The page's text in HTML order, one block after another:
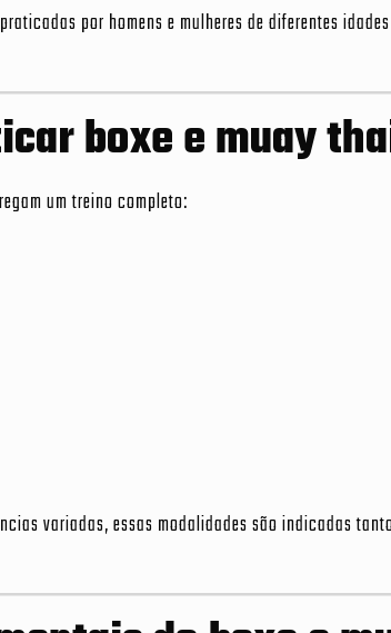
por homens e mulheres de diferentes
boxe e muay
um treino completo:
variadas, essas modalidades são indicadas